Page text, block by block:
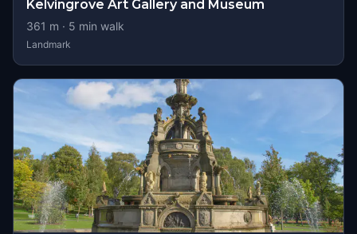
Kelvingrove Art Gallery and Museum
361 m · 5 min walk
Landmark